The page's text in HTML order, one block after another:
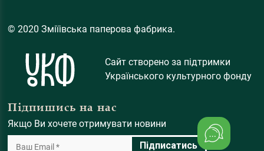
© 2020 Зміїівська паперова фабрика.
Сайт створено за підтримки
Українського культурного фонду
Підпишись на нас
Якщо Ви хочете отримувати новини